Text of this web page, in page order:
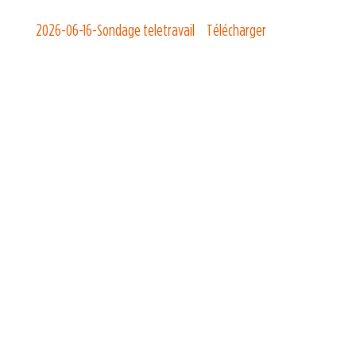
2026-06-16-Sondage teletravail Télécharger